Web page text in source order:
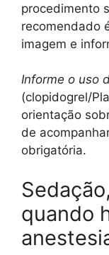
procedimento
recomendado
imagem e
Informe o uso
(clopidogrel/
orientação
de
obrigatória.
quando